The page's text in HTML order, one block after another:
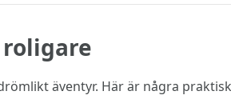
roligare
äventyr. Här är några